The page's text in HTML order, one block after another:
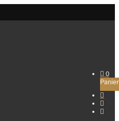
0
Panier